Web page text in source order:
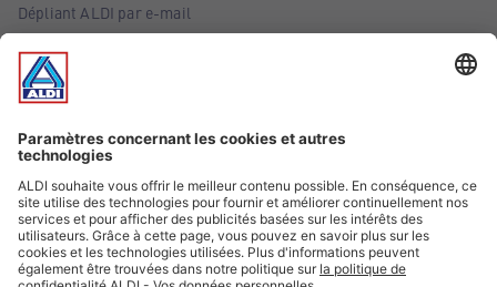
Dépliant ALDI par e-mail
Offres
Infos essentielles
Suivez ALDI Belgique